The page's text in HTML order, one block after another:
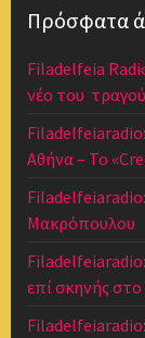
Πρόσφατα
Filadelfeia
νέο του
Αθήνα – Το
Μακρόπουλου
επί σκηνής στο
Filadelfeiaradio: